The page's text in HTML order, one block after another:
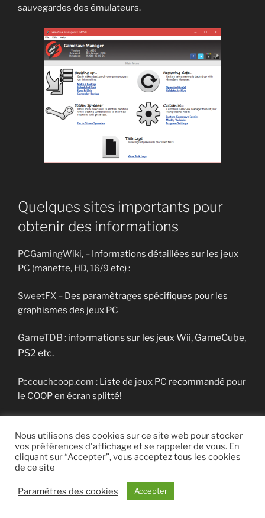
sauvegardes des émulateurs.
Quelques sites importants pour
obtenir des informations
PCGamingWiki, – Informations détaillées sur les jeux
PC (manette, HD, 16/9 etc) :
SweetFX – Des paramètrages spécifiques pour les
graphismes des jeux PC
GameTDB: informations sur les jeux Wii, GameCube,
PS2 etc.
Pccouchcoop.com : Liste de jeux PC recommandé pour
le COOP en écran splitté!
Compatibilité PCSX2
Nous utilisons des cookies sur ce site web pour stocker
vos préférences d'affichage et se rappeler de vous. En
cliquant sur “Accepter”, vous acceptez tous les cookies
de ce site
Paramètres des cookies Accepter